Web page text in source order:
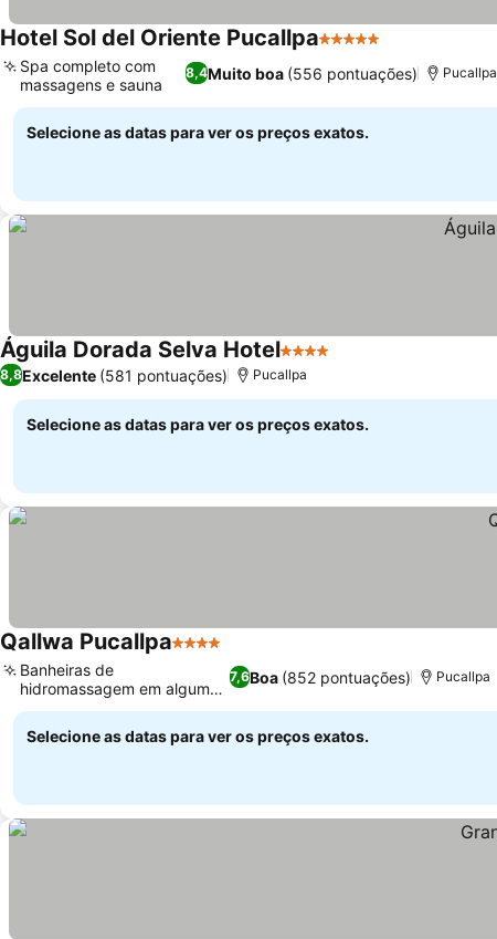
Hotel Sol del Oriente Pucallpa5 Estrelas
8,4Muito boa (556 pontuações)
Spa completo com
massagens e sauna
Pucallpa
Selecione as datas para ver os preços exatos.
Águila Dorada Selva Hotel4 Estrelas
8,8Excelente (581 pontuações) Pucallpa
Selecione as datas para ver os preços exatos.
Qallwa Pucallpa4 Estrelas
7,6Boa (852 pontuações)
Banheiras de
hidromassagem em algumas
suítes
Pucallpa
Selecione as datas para ver os preços exatos.